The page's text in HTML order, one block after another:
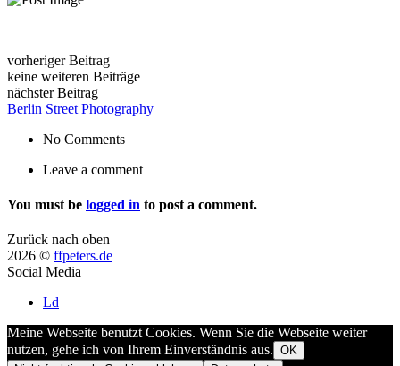
vorheriger Beitrag
keine weiteren Beiträge
nächster Beitrag
Berlin Street Photography
No Comments
Leave a comment
You must be logged in to post a comment.
Zurück nach oben
2026 © ffpeters.de
Social Media
Ld
Meine Webseite benutzt Cookies. Wenn Sie die Webseite weiter
nutzen, gehe ich von Ihrem Einverständnis aus. OK